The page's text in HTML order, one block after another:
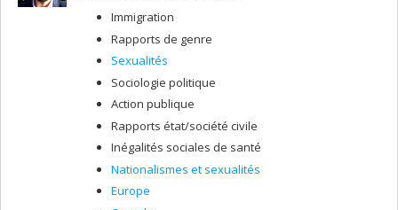
Immigration
Rapports de genre
Sexualités
Sociologie politique
Action publique
Rapports état/société civile
Inégalités sociales de santé
Nationalismes et sexualités
Europe